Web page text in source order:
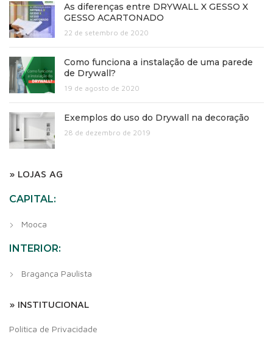
As diferenças entre DRYWALL X GESSO X
GESSO ACARTONADO
22 de setembro de 2020
Como funciona a instalação de uma parede
de Drywall?
19 de agosto de 2020
Exemplos do uso do Drywall na decoração
28 de dezembro de 2019
» LOJAS AG
CAPITAL:
Mooca
INTERIOR:
Bragança Paulista
» INSTITUCIONAL
Política de Privacidade